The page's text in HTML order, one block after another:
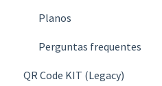
Planos
Perguntas frequentes
QR Code KIT (Legacy)